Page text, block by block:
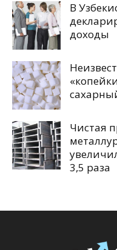
В
доходы
Чистая
3,5 раза